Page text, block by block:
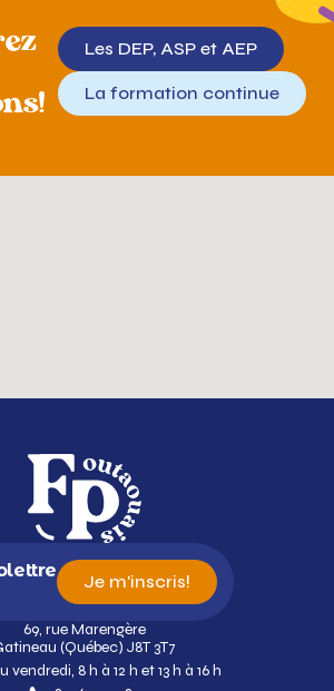
Les DEP, ASP et AEP
La formation continue
Je m'inscris!
69, rue Marengère
(Québec) J8T 3T7
vendredi, 8 h à 12 h et 13 h à 16 h